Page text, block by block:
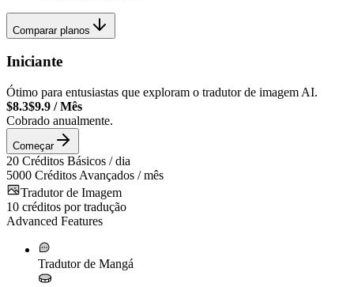
Comparar planos
Iniciante
Ótimo para entusiastas que exploram o tradutor de imagem AI.
$8.3$9.9 /Mês
Cobrado anualmente.
Começar
20 Créditos Básicos / dia
5000 Créditos Avançados / mês
Tradutor de Imagem
10 créditos por tradução
Advanced Features
Tradutor de Mangá